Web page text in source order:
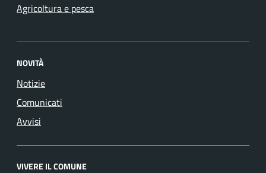
Agricoltura e pesca
NOVITÀ
Notizie
Comunicati
Avvisi
VIVERE IL COMUNE